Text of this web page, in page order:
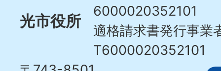
光市役所
6000020352101
適格請求書発行事業
T6000020352101